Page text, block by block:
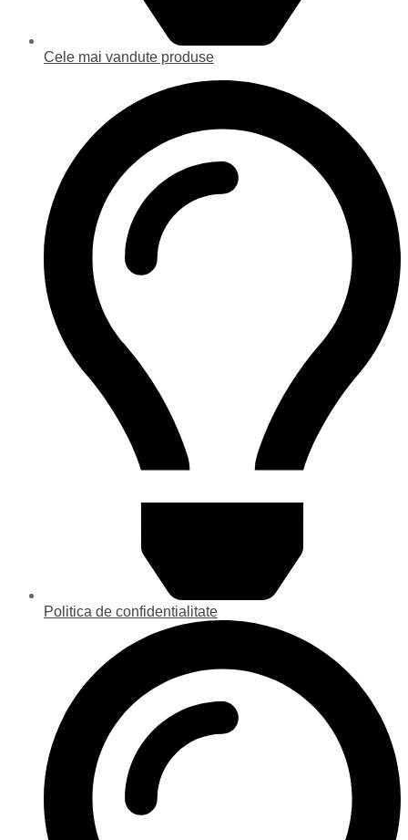
Cele mai vandute produse
Politica de confidentialitate